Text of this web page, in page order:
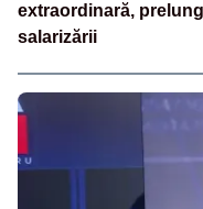
extraordinară,
salarizării